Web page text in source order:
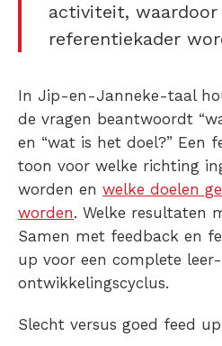
activiteit, waardoor
referentiekader
In Jip-en-Janneke-taal
de vragen beantwoordt
en “wat is het doel?” Een
toon voor welke richting
worden en welke doelen
worden. Welke resultaten
Samen met feedback en
up voor een complete
ontwikkelingscyclus.
Slecht versus goed feed